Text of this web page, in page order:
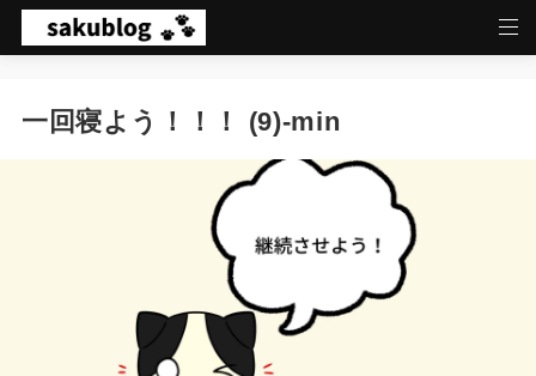
一回寝よう！！！ (9)-min